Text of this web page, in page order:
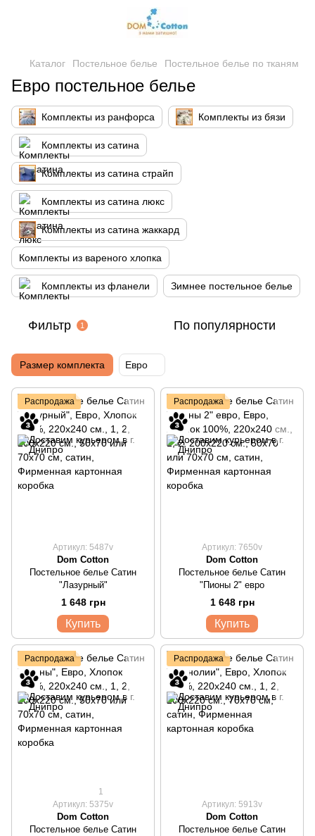
Каталог Постельное белье Постельное белье по тканям
Евро постельное белье
Комплекты из ранфорса Комплекты из бязи
Комплекты из сатина
Комплекты из сатина страйп
Комплекты из сатина люкс
Комплекты из сатина жаккард
Комплекты из вареного хлопка
Комплекты из фланели Зимнее постельное белье
Фильтр 1 По популярности
Размер комплекта Евро
Распродажа
Артикул: 5487v
Dom Cotton
Постельное белье Сатин
"Лазурный"
1 648 грн
Купить
Распродажа
Артикул: 7650v
Dom Cotton
Постельное белье Сатин
"Пионы 2" евро
1 648 грн
Купить
Распродажа
1
Артикул: 5375v
Dom Cotton
Постельное белье Сатин
Распродажа
Артикул: 5913v
Dom Cotton
Постельное белье Сатин